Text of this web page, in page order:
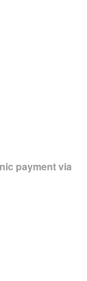
payment via